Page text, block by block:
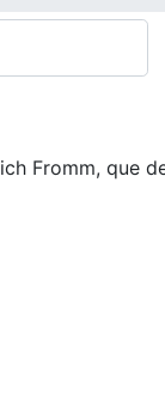
Fromm, que